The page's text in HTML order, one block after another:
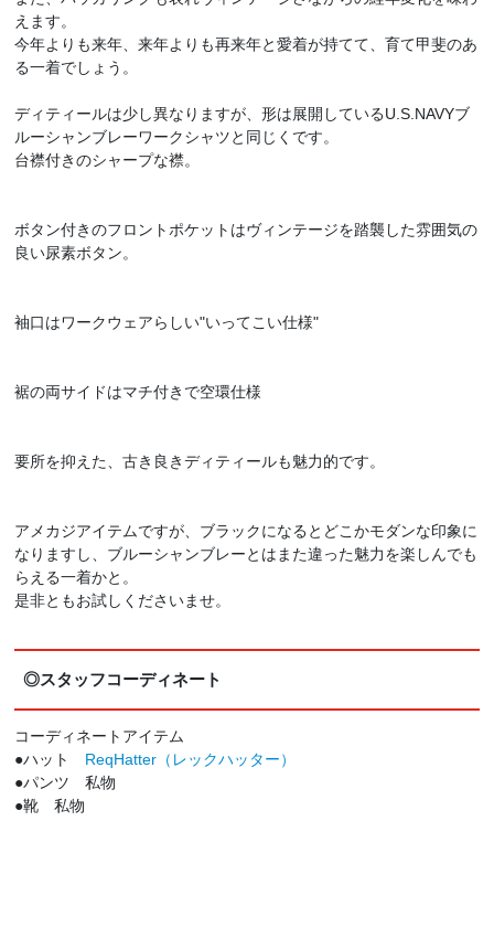
えます。
今年よりも来年、来年よりも再来年と愛着が持てて、育て甲斐のあ
る一着でしょう。
ディティールは少し異なりますが、形は展開しているU.S.NAVYブ
ルーシャンブレーワークシャツと同じくです。
台襟付きのシャープな襟。
ボタン付きのフロントポケットはヴィンテージを踏襲した雰囲気の
良い尿素ボタン。
袖口はワークウェアらしい"いってこい仕様"
裾の両サイドはマチ付きで空環仕様
要所を抑えた、古き良きディティールも魅力的です。
アメカジアイテムですが、ブラックになるとどこかモダンな印象に
なりますし、ブルーシャンブレーとはまた違った魅力を楽しんでも
らえる一着かと。
是非ともお試しくださいませ。
◎スタッフコーディネート
コーディネートアイテム
●ハット ReqHatter（レックハッター）
●パンツ 私物
●靴 私物